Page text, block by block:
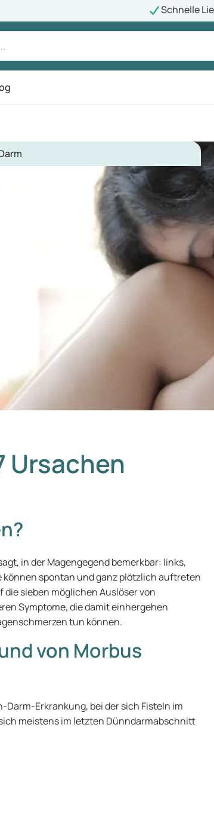
Schnelle
Ursachen
in der Magengegend bemerkbar: links,
spontan und ganz plötzlich auftreten
sieben möglichen Auslöser von
Symptome, die damit einhergehen
tun können.
von Morbus
Erkrankung, bei der sich Fisteln im
meistens im letzten Dünndarmabschnitt